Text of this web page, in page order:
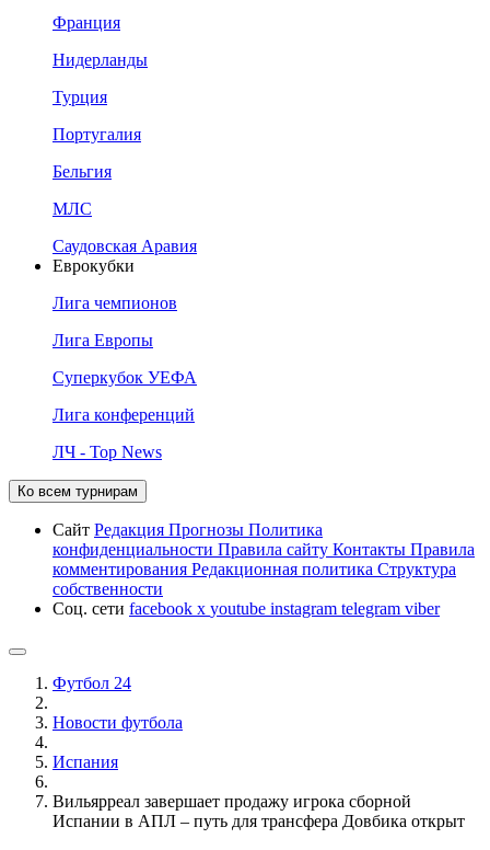
Франция
Нидерланды
Турция
Португалия
Бельгия
МЛС
Саудовская Аравия
Еврокубки
Лига чемпионов
Лига Европы
Суперкубок УЕФА
Лига конференций
ЛЧ - Top News
Ко всем турнирам
Сайт Редакция Прогнозы Политика
конфиденциальности Правила сайту Контакты Правила
комментирования Редакционная политика Структура
собственности
Соц. сети facebook x youtube instagram telegram viber
Футбол 24
Новости футбола
Испания
Вильярреал завершает продажу игрока сборной
Испании в АПЛ – путь для трансфера Довбика открыт